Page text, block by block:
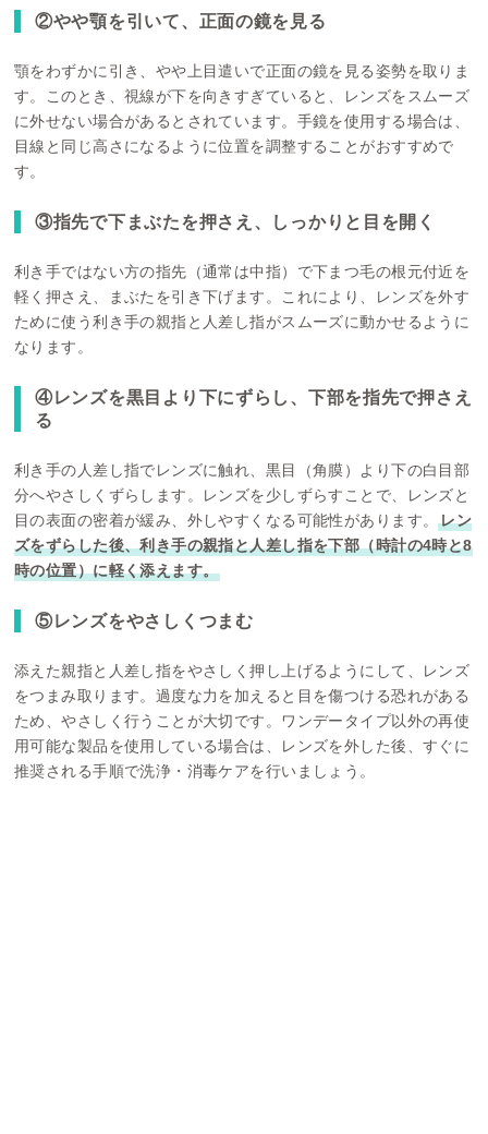
②やや顎を引いて、正面の鏡を見る
顎をわずかに引き、やや上目遣いで正面の鏡を見る姿勢を取りま
す。このとき、視線が下を向きすぎていると、レンズをスムーズ
に外せない場合があるとされています。手鏡を使用する場合は、
目線と同じ高さになるように位置を調整することがおすすめで
す。
③指先で下まぶたを押さえ、しっかりと目を開く
利き手ではない方の指先（通常は中指）で下まつ毛の根元付近を
軽く押さえ、まぶたを引き下げます。これにより、レンズを外す
ために使う利き手の親指と人差し指がスムーズに動かせるように
なります。
④レンズを黒目より下にずらし、下部を指先で押さえ
る
利き手の人差し指でレンズに触れ、黒目（角膜）より下の白目部
分へやさしくずらします。レンズを少しずらすことで、レンズと
目の表面の密着が緩み、外しやすくなる可能性があります。レン
ズをずらした後、利き手の親指と人差し指を下部（時計の4時と8
時の位置）に軽く添えます。
⑤レンズをやさしくつまむ
添えた親指と人差し指をやさしく押し上げるようにして、レンズ
をつまみ取ります。過度な力を加えると目を傷つける恐れがある
ため、やさしく行うことが大切です。ワンデータイプ以外の再使
用可能な製品を使用している場合は、レンズを外した後、すぐに
推奨される手順で洗浄・消毒ケアを行いましょう。